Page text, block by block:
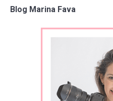
Blog Marina Fava